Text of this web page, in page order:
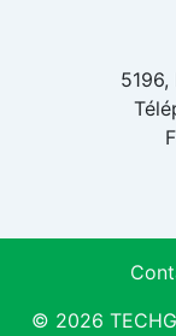
© 2026